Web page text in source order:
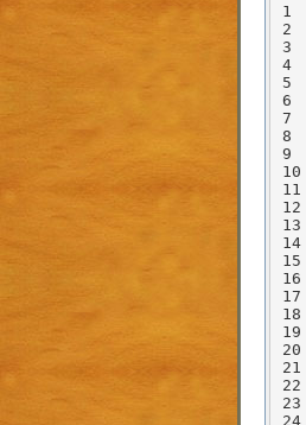
1
2
3
4
5
6
7
8
9
10
11
12
13
14
15
16
17
18
19
20
21
22
23
24